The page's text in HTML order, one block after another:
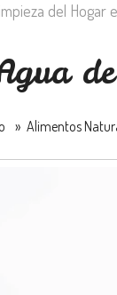
del Hogar
» Alimentos